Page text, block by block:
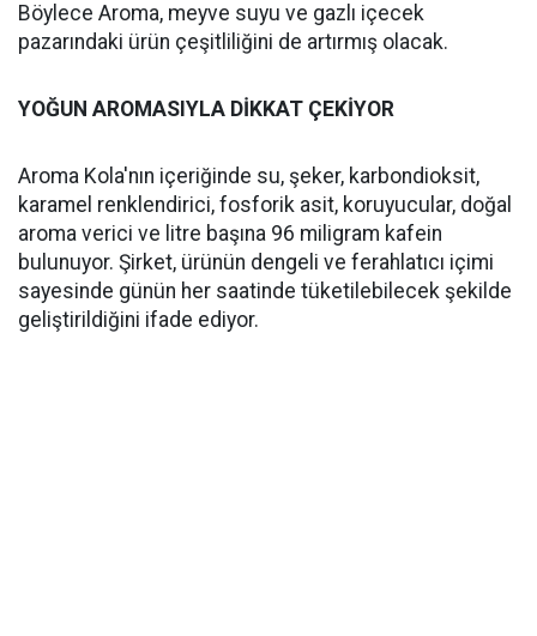
Böylece Aroma, meyve suyu ve gazlı içecek
pazarındaki ürün çeşitliliğini de artırmış olacak.
YOĞUN AROMASIYLA DİKKAT ÇEKİYOR
Aroma Kola'nın içeriğinde su, şeker, karbondioksit,
karamel renklendirici, fosforik asit, koruyucular, doğal
aroma verici ve litre başına 96 miligram kafein
bulunuyor. Şirket, ürünün dengeli ve ferahlatıcı içimi
sayesinde günün her saatinde tüketilebilecek şekilde
geliştirildiğini ifade ediyor.